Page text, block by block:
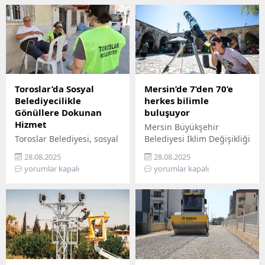
Toroslar’da Sosyal
Belediyecilikle
Gönüllere Dokunan
Hizmet
Toroslar Belediyesi, sosyal
belediyecilik anlayışıyla
vatandaşların gönüllerine
dokunmaya devam ediyor.
vatandaşlar, özel
gereksinimli bireyler ile
gazi ve şehit aileleri,
belediyenin şefkatli elini
her zaman yanlarında
hissediyor. Belediye Sosyal
28.08.2025
yorumlar kapalı
Mersin’de 7’den 70’e
herkes bilimle
buluşuyor
Mersin Büyükşehir
Belediyesi İklim Değişikliği
ve Sıfır Atık Dairesi
Başkanlığı, Mercan 100.
Yıl İklim ve Çevre Bilim
edemeyenler için bilimi
yurttaşın ayağına
götürüyor. ‘Gökyüzü
Hepimizin, Bilim Her
Yerde’ sloganıyla yola
çıkan Büyükşehir,
28.08.2025
yorumlar kapalı